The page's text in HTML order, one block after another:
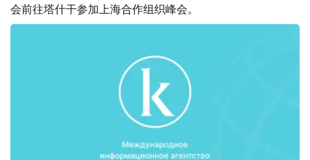
会前往塔什干参加上海合作组织峰会。